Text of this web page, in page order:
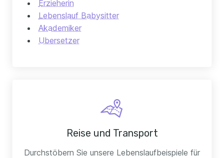
Erzieherin
Lebenslauf Babysitter
Akademiker
Ubersetzer
Reise und Transport
Durchstöbern Sie unsere Lebenslaufbeispiele für